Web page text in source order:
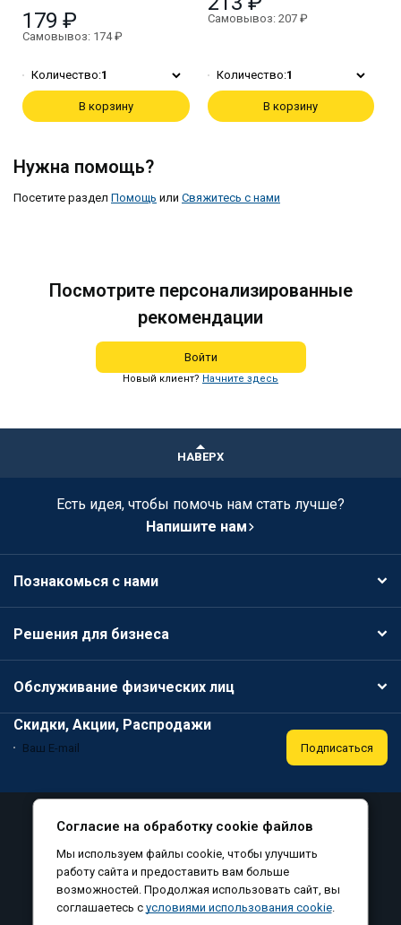
179 ₽
Самовывоз: 174 ₽
Количество:1
В корзину
Самовывоз: 207 ₽
Количество:1
В корзину
Нужна помощь?
Посетите раздел Помощь или Свяжитесь с нами
Посмотрите персонализированные
рекомендации
Войти
Новый клиент? Начните здесь
НАВЕРХ
Есть идея, чтобы помочь нам стать лучше?
Напишите нам
Познакомься с нами
Решения для бизнеса
Обслуживание физических лиц
Скидки, Акции, Распродажи
Подписаться
Специальная оценка условий трудаПубличная оферта
Политика конфиденциальности
Соглашение на обработку персональных данных
Согласие на обработку файлов cookie
Согласие на обработку cookie файлов
Мы используем файлы cookie, чтобы улучшить
работу сайта и предоставить вам больше
возможностей. Продолжая использовать сайт, вы
соглашаетесь с условиями использования cookie.